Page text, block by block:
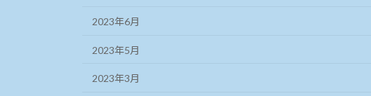
2023年6月
2023年5月
2023年3月